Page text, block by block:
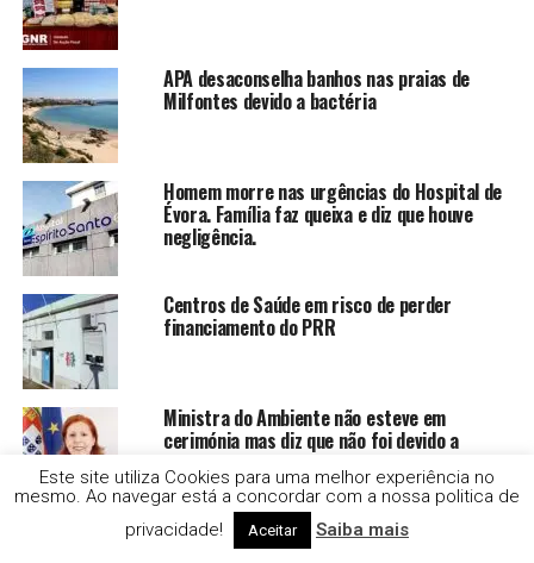
APA desaconselha banhos nas praias de
Milfontes devido a bactéria
Homem morre nas urgências do Hospital de
Évora. Família faz queixa e diz que houve
negligência.
Centros de Saúde em risco de perder
financiamento do PRR
Ministra do Ambiente não esteve em
cerimónia mas diz que não foi devido a
protesto.
Residência Europa recebeu os primeiros
estudantes do IPBeja
Este site utiliza Cookies para uma melhor experiência no
mesmo. Ao navegar está a concordar com a nossa politica de
privacidade!
Aceitar Saiba mais